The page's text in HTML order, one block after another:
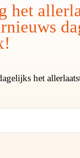
het
het